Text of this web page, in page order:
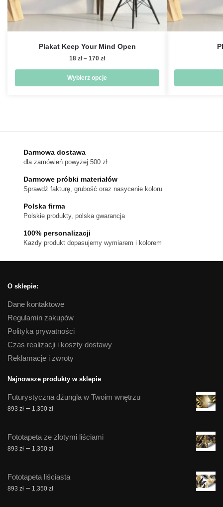
Plakat Keep Your Mind Open
18 zł – 170 złZakres
od
18 zł
Wybierz opcje
można
wybrać
na
produktu
Darmowa dostawa
dla zamówień powyżej 500 zł
Darmowe próbki materiałów
Sprawdź fakturę, grubość oraz nasycenie koloru
Polska firma
Polskie produkty, polska gwarancja
100% personalizacji
Kazdy produkt dopasujemy wymiarem i kolorem
O sklepie:
Dane kontaktowe
Regulamin zakupów
Polityka prywatności
Czas realizacji i koszty dostawy
Reklamacje i zwroty
Najnowsze produkty w sklepie
Futurystyczna dżungla w Twoim wnętrzu
893 zł – 1,350 złZakres
893 zł
do
Fototapeta ze złotymi liściami
893 zł – 1,350 złZakres
893 zł
do
Fototapeta liściasta
893 zł – 1,350 złZakres